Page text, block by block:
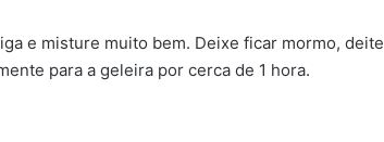
e misture muito bem. Deixe ficar mormo, deite
para a geleira por cerca de 1 hora.